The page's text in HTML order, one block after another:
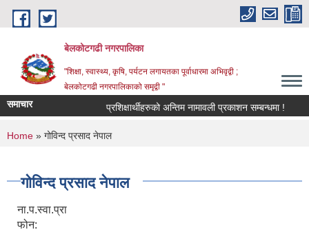
Skip to main content
बेलकोटगढी नगरपालिका
"शिक्षा, स्वास्थ्य, कृषि, पर्यटन लगायतका पूर्वाधारमा अभिवृद्वी ;
बेलकोटगढी नगरपालिकाको समृद्वी "
समाचार प्रशिक्षार्थीहरुको अन्तिम नामावली प्रकाशन सम्बन्धमा !
You are here
Home » गोविन्द प्रसाद नेपाल
गोविन्द प्रसाद नेपाल
ना.प.स्वा.प्रा
फोन: